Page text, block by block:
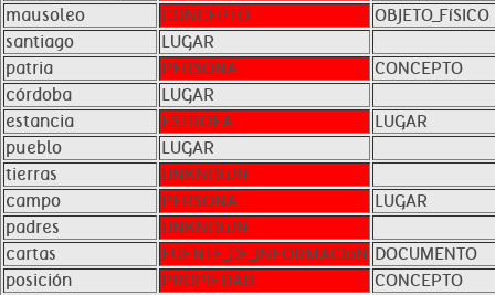
mausoleo
CONCEPTO
OBJETO_FíSICO
santiago
LUGAR
patria
PERSONA
CONCEPTO
córdoba
LUGAR
estancia
ESTROFA
LUGAR
pueblo
LUGAR
tierras
UNKNOWN
campo
PERSONA
LUGAR
padres
UNKNOWN
cartas
FUENTE_DE_INFORMACIóN DOCUMENTO
posición
PROPIEDAD
CONCEPTO